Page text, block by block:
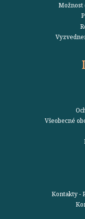
Možnost
Všeobecné
Kontakty -